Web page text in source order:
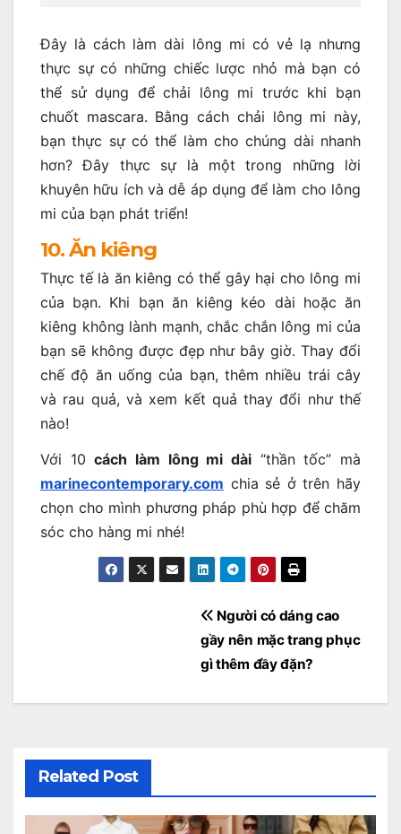
Đây là cách làm dài lông mi có vẻ lạ nhưng
thực sự có những chiếc lược nhỏ mà bạn có
thể sử dụng để chải lông mi trước khi bạn
chuốt mascara. Bằng cách chải lông mi này,
bạn thực sự có thể làm cho chúng dài nhanh
hơn? Đây thực sự là một trong những lời
khuyên hữu ích và dễ áp dụng để làm cho lông
mi của bạn phát triển!
10. Ăn kiêng
Thực tế là ăn kiêng có thể gây hại cho lông mi
của bạn. Khi bạn ăn kiêng kéo dài hoặc ăn
kiêng không lành mạnh, chắc chắn lông mi của
bạn sẽ không được đẹp như bây giờ. Thay đổi
chế độ ăn uống của bạn, thêm nhiều trái cây
và rau quả, và xem kết quả thay đổi như thế
nào!
Với 10cách làm lông mi dài “thần tốc” mà
marinecontemporary.com chia sẻ ở trên hãy
chọn cho mình phương pháp phù hợp để chăm
sóc cho hàng mi nhé!
viết
Người có dáng cao
gầy nên mặc trang phục
gì thêm đầy đặn?
Related Post